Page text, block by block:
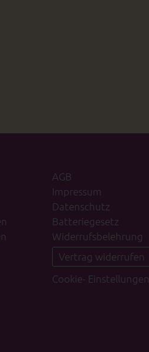
AGB
Impressum
Datenschutz
Batteriegesetz
Widerrufsbelehrung
Vertrag widerrufen
Cookie- Einstellungen